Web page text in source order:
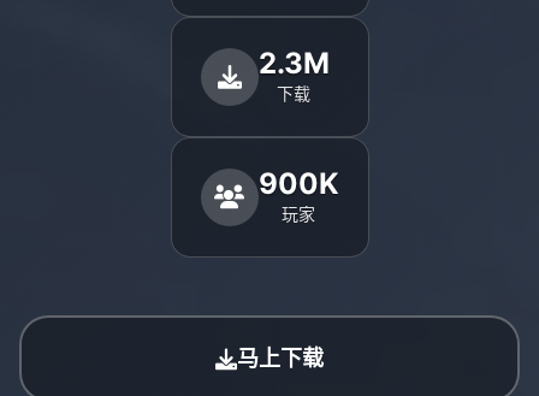
2.3M
下载
900K
玩家
马上下载